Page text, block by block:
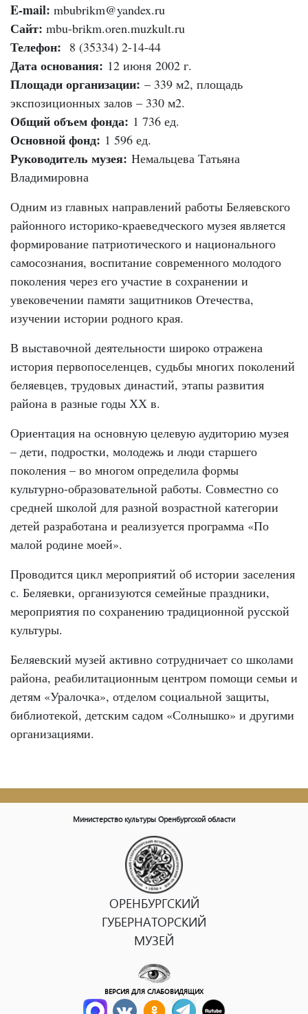
E-mail: mbubrikm@yandex.ru
Сайт: mbu-brikm.oren.muzkult.ru
Телефон: 8 (35334) 2-14-44
Дата основания: 12 июня 2002 г.
Площади организации: – 339 м2, площадь
экспозиционных залов – 330 м2.
Общий объем фонда: 1 736 ед.
Основной фонд: 1 596 ед.
Руководитель музея: Немальцева Татьяна
Владимировна
Одним из главных направлений работы Беляевского
районного историко-краеведческого музея является
формирование патриотического и национального
самосознания, воспитание современного молодого
поколения через его участие в сохранении и
увековечении памяти защитников Отечества,
изучении истории родного края.
В выставочной деятельности широко отражена
история первопоселенцев, судьбы многих поколений
беляевцев, трудовых династий, этапы развития
района в разные годы ХХ в.
Ориентация на основную целевую аудиторию музея
– дети, подростки, молодежь и люди старшего
поколения – во многом определила формы
культурно-образовательной работы. Совместно со
средней школой для разной возрастной категории
детей разработана и реализуется программа «По
малой родине моей».
Проводится цикл мероприятий об истории заселения
с. Беляевки, организуются семейные праздники,
мероприятия по сохранению традиционной русской
культуры.
Беляевский музей активно сотрудничает со школами
района, реабилитационным центром помощи семьи и
детям «Уралочка», отделом социальной защиты,
библиотекой, детским садом «Солнышко» и другими
организациями.
Министерство культуры Оренбургской области
ОРЕНБУРГСКИЙ
ГУБЕРНАТОРСКИЙ
МУЗЕЙ
ВЕРСИЯ ДЛЯ СЛАБОВИДЯЩИХ